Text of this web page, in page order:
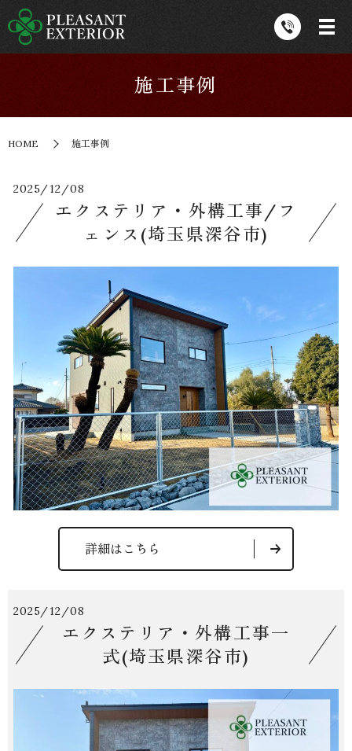
施工事例
HOME 施工事例
2025/12/08
エクステリア・外構工事/フ
ェンス(埼玉県深谷市)
詳細はこちら
2025/12/08
エクステリア・外構工事一
式(埼玉県深谷市)